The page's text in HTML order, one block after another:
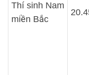
Thí sinh Nam
miền Bắc